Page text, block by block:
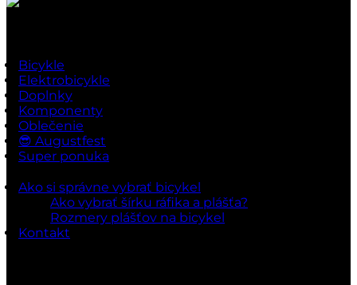
Bicykle
Elektrobicykle
Doplnky
Komponenty
Oblečenie
😎 Augustfest
Super ponuka
Ako si správne vybrať bicykel
Ako vybrať šírku ráfika a plášťa?
Rozmery plášťov na bicykel
Kontakt